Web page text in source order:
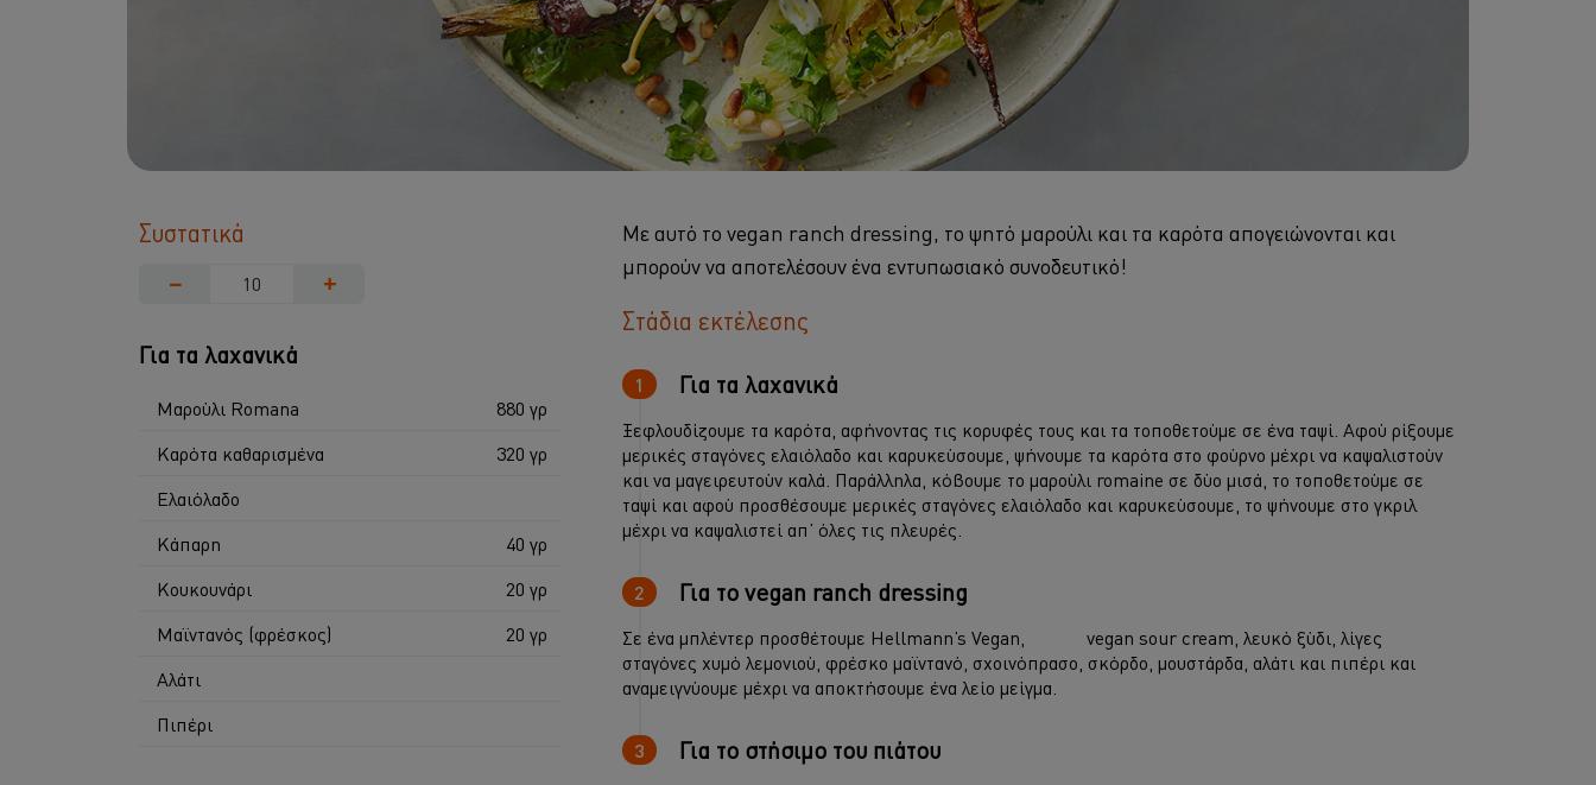
Συστατικά
−
+
Για τα λαχανικά
Μαρούλι Romana
880 γρ
Καρότα καθαρισμένα
320 γρ
Ελαιόλαδο
Κάπαρη
40 γρ
Κουκουνάρι
20 γρ
Μαϊντανός (φρέσκος)
20 γρ
Αλάτι
Πιπέρι
Με αυτό το vegan ranch dressing, το ψητό μαρούλι και τα καρότα απογειώνονται και
μπορούν να αποτελέσουν ένα εντυπωσιακό συνοδευτικό!
Στάδια εκτέλεσης
Για τα λαχανικά
Ξεφλουδίζουμε τα καρότα, αφήνοντας τις κορυφές τους και τα τοποθετούμε σε ένα ταψί. Αφού ρίξουμε
μερικές σταγόνες ελαιόλαδο και καρυκεύσουμε, ψήνουμε τα καρότα στο φούρνο μέχρι να καψαλιστούν
και να μαγειρευτούν καλά. Παράλληλα, κόβουμε το μαρούλι romaine σε δύο μισά, τo τοποθετούμε σε
ταψί και αφού προσθέσουμε μερικές σταγόνες ελαιόλαδο και καρυκεύσουμε, τo ψήνουμε στο γκριλ
μέχρι να καψαλιστεί απ’ όλες τις πλευρές.
Για το vegan ranch dressing
Σε ένα μπλέντερ προσθέτουμε Hellmann’s Vegan,
vegan sour cream, λευκό ξύδι, λίγες
σταγόνες χυμό λεμονιού, φρέσκο μαϊντανό, σχοινόπρασο, σκόρδο, μουστάρδα, αλάτι και πιπέρι και
αναμειγνύουμε μέχρι να αποκτήσουμε ένα λείο μείγμα.
Για το στήσιμο του πιάτου